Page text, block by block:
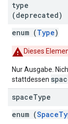
type
(deprecated)
enum (Type)
Dieses
Nur Ausgabe.
stattdessen
spaceType
enum (